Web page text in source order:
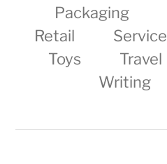
Packaging
Retail
Service
Toys
Travel
Writing